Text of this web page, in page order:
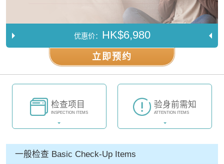
优惠价： HK$6,980
立即预约
检查项目
INSPECTION ITEMS
验身前需知
ATTENTION ITEMS
一般检查 Basic Check-Up Items